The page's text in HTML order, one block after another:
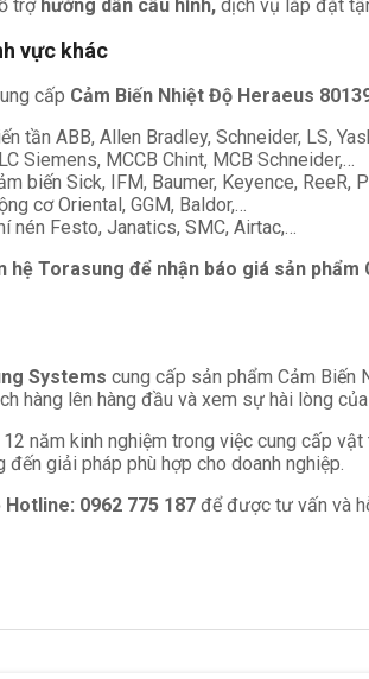
trợ hướng dẫn cấu hình, dịch vụ lắp đặt
vực khác
cấp Cảm Biến Nhiệt Độ Heraeus
tần ABB, Allen Bradley, Schneider, LS,
Siemens, MCCB Chint, MCB Schneider,…
biến Sick, IFM, Baumer, Keyence, ReeR,
cơ Oriental, GGM, Baldor,…
nén Festo, Janatics, SMC, Airtac,…
hệ Torasung để nhận báo giá sản phẩm
Systems cung cấp sản phẩm Cảm Biến
hàng lên hàng đầu và xem sự hài lòng
năm kinh nghiệm trong việc cung cấp
đến giải pháp phù hợp cho doanh nghiệp.
Hotline: 0962 775 187 để được tư vấn và